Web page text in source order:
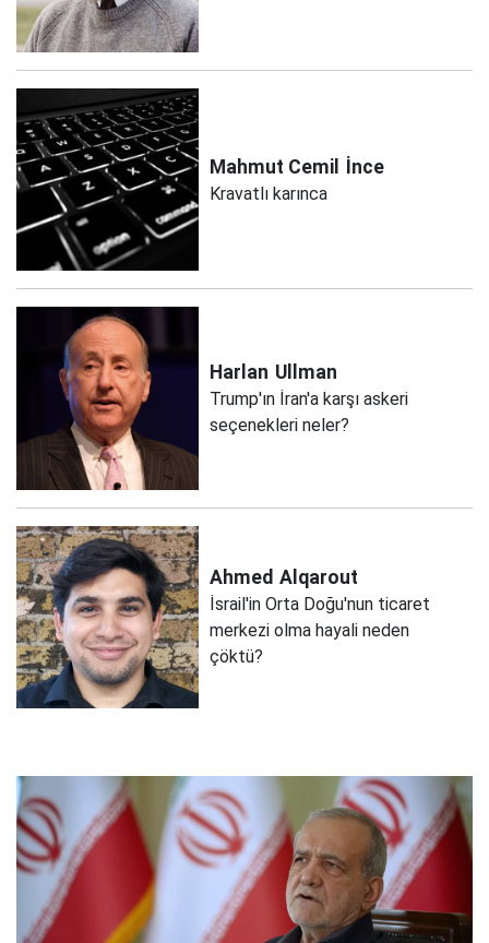
Mahmut Cemil İnce
Kravatlı karınca
Harlan Ullman
Trump'ın İran'a karşı askeri
seçenekleri neler?
Ahmed Alqarout
İsrail'in Orta Doğu'nun ticaret
merkezi olma hayali neden
çöktü?